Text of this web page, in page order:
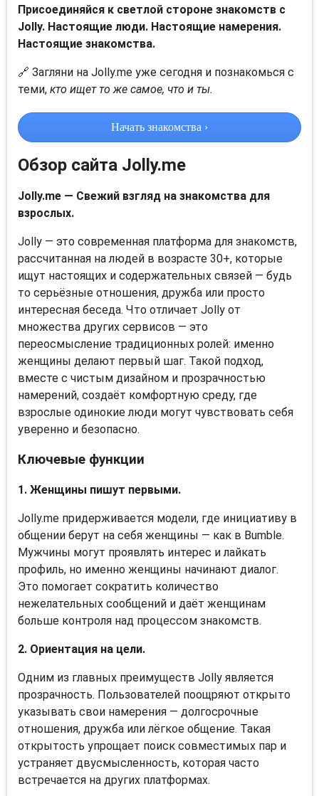
Присоединяйся к светлой стороне знакомств с
Jolly. Настоящие люди. Настоящие намерения.
Настоящие знакомства.
🔗 Загляни на Jolly.me уже сегодня и познакомься с
теми, кто ищет то же самое, что и ты.
Начать знакомства ›
Обзор сайта Jolly.me
Jolly.me — Свежий взгляд на знакомства для
взрослых.
Jolly — это современная платформа для знакомств,
рассчитанная на людей в возрасте 30+, которые
ищут настоящих и содержательных связей — будь
то серьёзные отношения, дружба или просто
интересная беседа. Что отличает Jolly от
множества других сервисов — это
переосмысление традиционных ролей: именно
женщины делают первый шаг. Такой подход,
вместе с чистым дизайном и прозрачностью
намерений, создаёт комфортную среду, где
взрослые одинокие люди могут чувствовать себя
уверенно и безопасно.
Ключевые функции
1. Женщины пишут первыми.
Jolly.me придерживается модели, где инициативу в
общении берут на себя женщины — как в Bumble.
Мужчины могут проявлять интерес и лайкать
профиль, но именно женщины начинают диалог.
Это помогает сократить количество
нежелательных сообщений и даёт женщинам
больше контроля над процессом знакомств.
2. Ориентация на цели.
Одним из главных преимуществ Jolly является
прозрачность. Пользователей поощряют открыто
указывать свои намерения — долгосрочные
отношения, дружба или лёгкое общение. Такая
открытость упрощает поиск совместимых пар и
устраняет двусмысленность, которая часто
встречается на других платформах.